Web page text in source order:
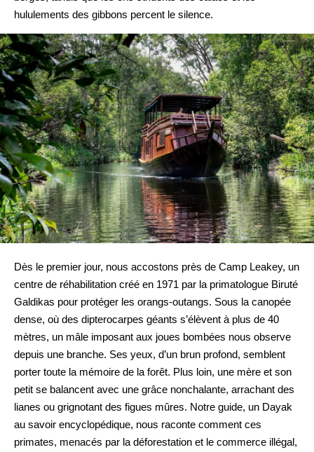
hululements des gibbons percent le silence.
Dès le premier jour, nous accostons près de Camp Leakey, un
centre de réhabilitation créé en 1971 par la primatologue Biruté
Galdikas pour protéger les orangs-outangs. Sous la canopée
dense, où des dipterocarpes géants s’élèvent à plus de 40
mètres, un mâle imposant aux joues bombées nous observe
depuis une branche. Ses yeux, d’un brun profond, semblent
porter toute la mémoire de la forêt. Plus loin, une mère et son
petit se balancent avec une grâce nonchalante, arrachant des
lianes ou grignotant des figues mûres. Notre guide, un Dayak
au savoir encyclopédique, nous raconte comment ces
primates, menacés par la déforestation et le commerce illégal,